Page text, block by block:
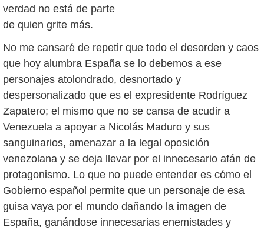
verdad no está de parte
de quien grite más.
No me cansaré de repetir que todo el desorden y caos
que hoy alumbra España se lo debemos a ese
personajes atolondrado, desnortado y
despersonalizado que es el expresidente Rodríguez
Zapatero; el mismo que no se cansa de acudir a
Venezuela a apoyar a Nicolás Maduro y sus
sanguinarios, amenazar a la legal oposición
venezolana y se deja llevar por el innecesario afán de
protagonismo. Lo que no puede entender es cómo el
Gobierno español permite que un personaje de esa
guisa vaya por el mundo dañando la imagen de
España, ganándose innecesarias enemistades y